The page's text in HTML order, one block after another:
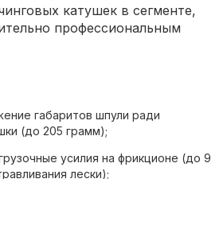
катушек в сегменте,
профессиональным
габаритов шпули ради
(до 205 грамм);
усилия на фрикционе (до 9
лески);
элементы;